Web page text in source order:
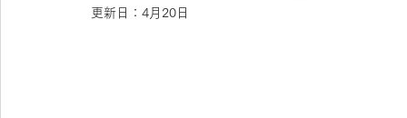
更新日： 4月20日